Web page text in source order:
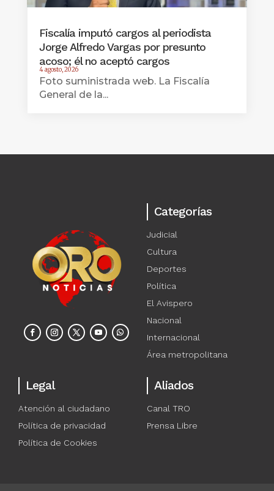
Fiscalía imputó cargos al periodista
Jorge Alfredo Vargas por presunto
acoso; él no aceptó cargos
4 agosto, 2026
Foto suministrada web. La Fiscalía
General de la...
Categorías
Judicial
Cultura
Deportes
Política
El Avispero
Nacional
Internacional
Área metropolitana
Legal
Atención al ciudadano
Política de privacidad
Política de Cookies
Aliados
Canal TRO
Prensa Libre